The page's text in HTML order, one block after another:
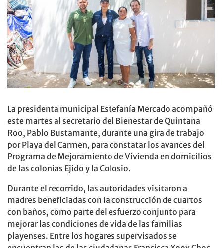
La presidenta municipal Estefanía Mercado acompañó
este martes al secretario del Bienestar de Quintana
Roo, Pablo Bustamante, durante una gira de trabajo
por Playa del Carmen, para constatar los avances del
Programa de Mejoramiento de Vivienda en domicilios
de las colonias Ejido y la Colosio.
Durante el recorrido, las autoridades visitaron a
madres beneficiadas con la construcción de cuartos
con baños, como parte del esfuerzo conjunto para
mejorar las condiciones de vida de las familias
playenses. Entre los hogares supervisados se